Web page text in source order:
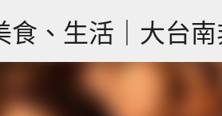
食、生活｜大台